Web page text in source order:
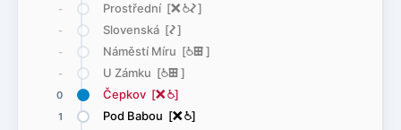
- Prostřední [ë@ó]
- Slovenská [ó]
- Náměstí Míru [@æ]
- U Zámku [@æ]
0 Čepkov [ë@]
1 Pod Babou [ë@]